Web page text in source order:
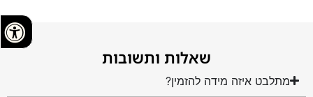
שאלות ותשובות
מתלבט איזה מידה להזמין?